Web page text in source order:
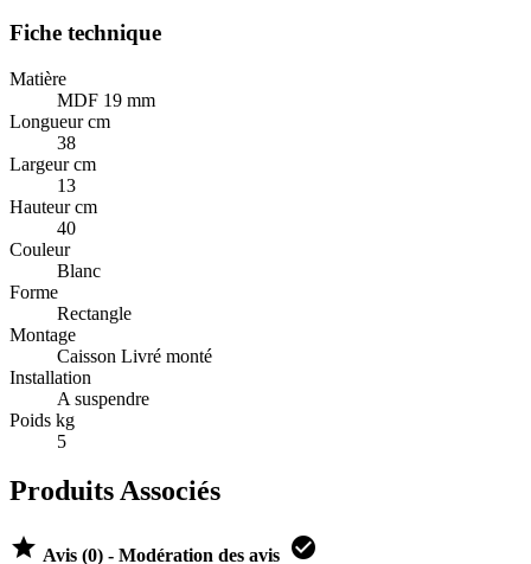
Fiche technique
Matière
MDF 19 mm
Longueur cm
38
Largeur cm
13
Hauteur cm
40
Couleur
Blanc
Forme
Rectangle
Montage
Caisson Livré monté
Installation
A suspendre
Poids kg
5
Produits Associés
 Avis (0) - Modération des avis 